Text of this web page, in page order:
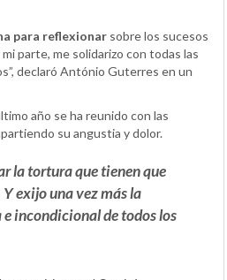
para reflexionar sobre los sucesos
parte, me solidarizo con todas las
declaró António Guterres en un
año se ha reunido con las
su angustia y dolor.
la tortura que tienen que
exijo una vez más la
incondicional de todos los